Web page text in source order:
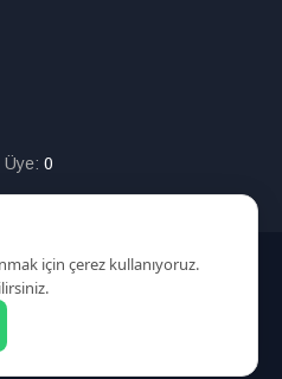
Üye: 0
226
2025
için çerez kullanıyoruz.